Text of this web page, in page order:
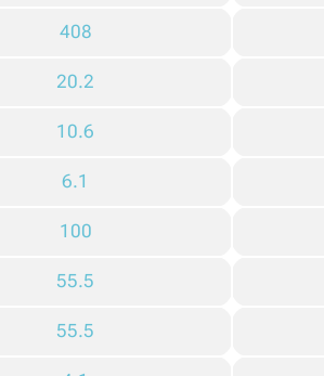
408
20.2
10.6
6.1
100
55.5
55.5